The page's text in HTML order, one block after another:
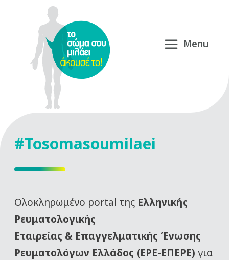
#Tosomasoumilaei
Oλοκληρωμένο portal της Ελληνικής
Ρευματολογικής
Εταιρείας & Επαγγελματικής Ένωσης
Ρευματολόγων Ελλάδος (ΕΡΕ-ΕΠΕΡΕ) για